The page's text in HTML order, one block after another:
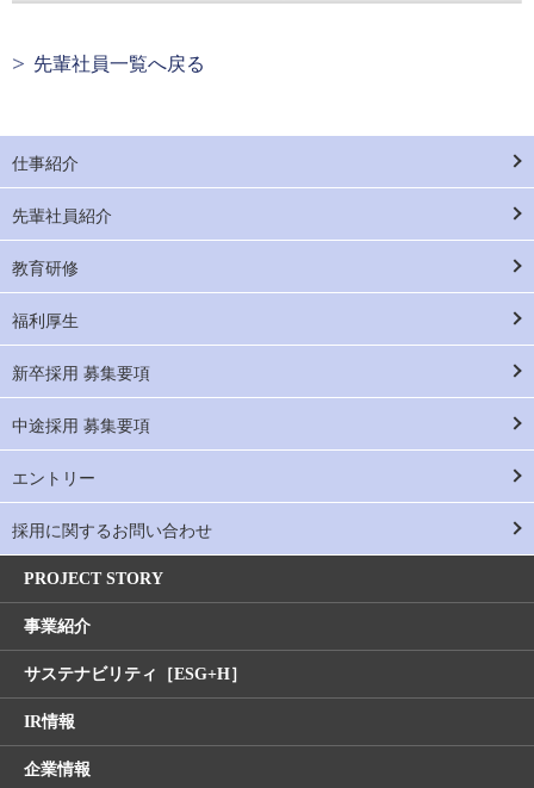
仕事紹介
先輩社員紹介
教育研修
福利厚生
新卒採用 募集要項
中途採用 募集要項
エントリー
採用に関するお問い合わせ
先輩社員一覧へ戻る
PROJECT STORY
事業紹介
サステナビリティ［ESG+H］
IR情報
企業情報